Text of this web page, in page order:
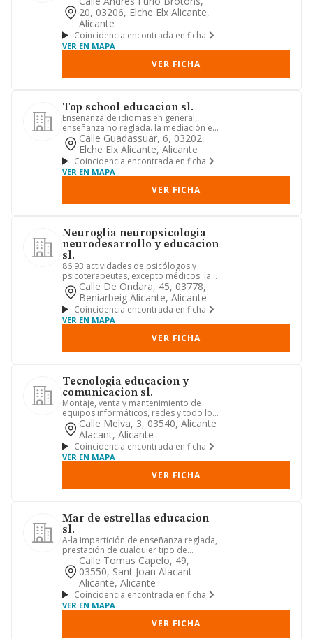
20, 03206, Elche Elx Alicante,
Alicante
Coincidencia encontrada en ficha
VER EN MAPA
VER FICHA
Top school educacion sl.
Enseñanza de idiomas en general,
enseñanza no reglada. la mediación en
la venta de billetes o reser...
Calle Guadassuar, 6, 03202,
Elche Elx Alicante, Alicante
Coincidencia encontrada en ficha
VER EN MAPA
VER FICHA
Neuroglia neuropsicologia
neurodesarrollo y educacion
sl.
86.93 actividades de psicólogos y
psicoterapeutas, excepto médicos. la
actividad principal de la so...
Calle De Ondara, 45, 03778,
Beniarbeig Alicante, Alicante
Coincidencia encontrada en ficha
VER EN MAPA
VER FICHA
Tecnologia educacion y
comunicacion sl.
Montaje, venta y mantenimiento de
equipos informáticos, redes y todo lo
relacionado con hardware. d...
Calle Melva, 3, 03540, Alicante
Alacant, Alicante
Coincidencia encontrada en ficha
VER EN MAPA
VER FICHA
Mar de estrellas educacion
sl.
A-la impartición de enseñanza reglada,
prestación de cualquier tipo de
servicio relacionado con la ...
Calle Tomas Capelo, 49,
03550, Sant Joan Alacant
Alicante, Alicante
Coincidencia encontrada en ficha
VER EN MAPA
VER FICHA